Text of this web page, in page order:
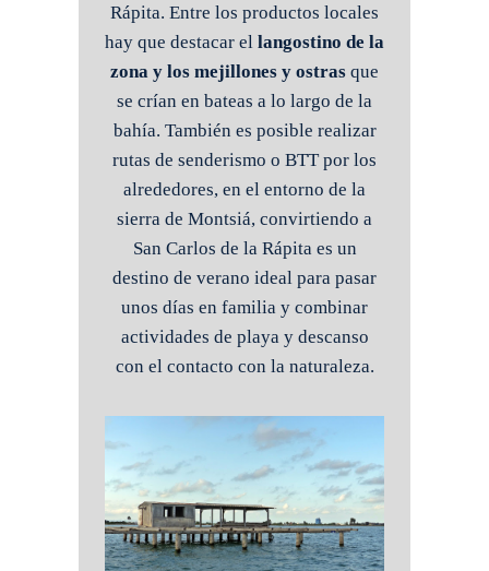
Rápita. Entre los productos locales
hay que destacar el langostino de la
zona y los mejillones y ostras que
se crían en bateas a lo largo de la
bahía. También es posible realizar
rutas de senderismo o BTT por los
alrededores, en el entorno de la
sierra de Montsiá, convirtiendo a
San Carlos de la Rápita es un
destino de verano ideal para pasar
unos días en familia y combinar
actividades de playa y descanso
con el contacto con la naturaleza.